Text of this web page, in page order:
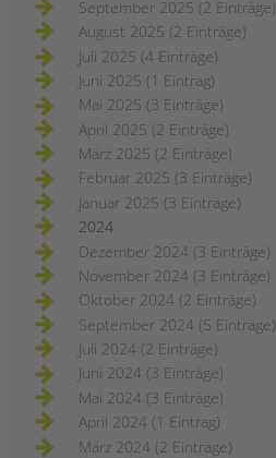
September 2025 (2 Einträge)
August 2025 (2 Einträge)
Juli 2025 (4 Einträge)
Juni 2025 (1 Eintrag)
Mai 2025 (3 Einträge)
April 2025 (2 Einträge)
März 2025 (2 Einträge)
Februar 2025 (3 Einträge)
Januar 2025 (3 Einträge)
2024
Dezember 2024 (3 Einträge)
November 2024 (3 Einträge)
Oktober 2024 (2 Einträge)
September 2024 (5 Einträge)
Juli 2024 (2 Einträge)
Juni 2024 (3 Einträge)
Mai 2024 (3 Einträge)
April 2024 (1 Eintrag)
März 2024 (2 Einträge)